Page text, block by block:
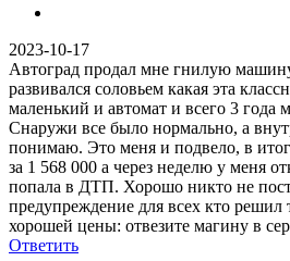
2023-10-17
Автоград продал мне гнилую
развивался соловьем какая эта
маленький и автомат и всего 3 года
Снаружи все было нормально, а
понимаю. Это меня и подвело, в
за 1 568 000 а через неделю у меня
попала в ДТП. Хорошо никто не
предупреждение для всех кто решил
хорошей цены: отвезите магину в
Ответить